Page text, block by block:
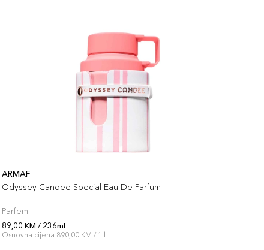
ARMAF
Odyssey Candee Special Eau De Parfum
Parfem
89,00 KM / 236ml
Osnovna cijena 890,00 KM / 1 l